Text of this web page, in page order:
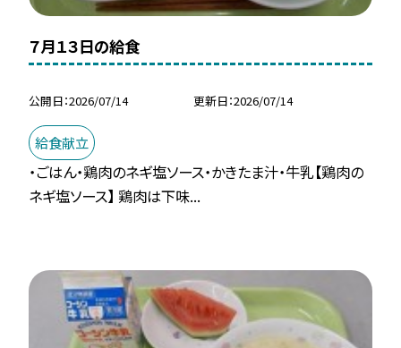
７月１３日の給食
公開日 2026/07/14 更新日 2026/07/14
給食献立
・ごはん・鶏肉のネギ塩ソース・かきたま汁・牛乳【鶏肉の
ネギ塩ソース】 鶏肉は下味...